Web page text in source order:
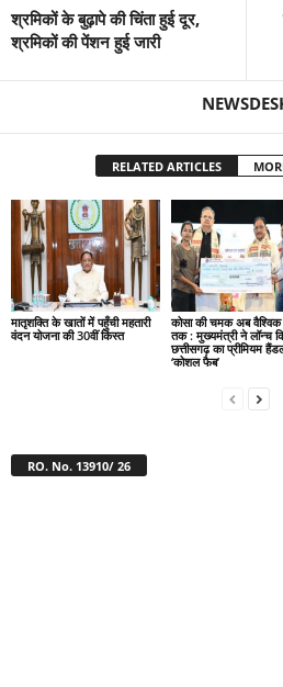
श्रमिकों के बुढ़ापे की चिंता हुई दूर,
श्रमिकों की पेंशन हुई जारी
RELATED ARTICLES
मातृशक्ति के खातों में पहुँची महतारी
वंदन योजना की 30वीं किस्त
कोसा की चमक अब वैश्विक
तक : मुख्यमंत्री ने लॉन्च
छत्तीसगढ़ का प्रीमियम
‘कोशल फैब’
RO. No. 13910/ 26